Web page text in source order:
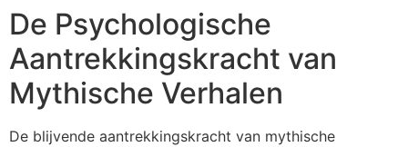
De Psychologische
Aantrekkingskracht van
Mythische Verhalen
De blijvende aantrekkingskracht van mythische